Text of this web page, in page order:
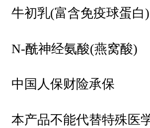
牛初乳(富含免疫球蛋白)
N-酰神经氨酸(燕窝酸)
中国人保财险承保
本产品不能代替特殊医